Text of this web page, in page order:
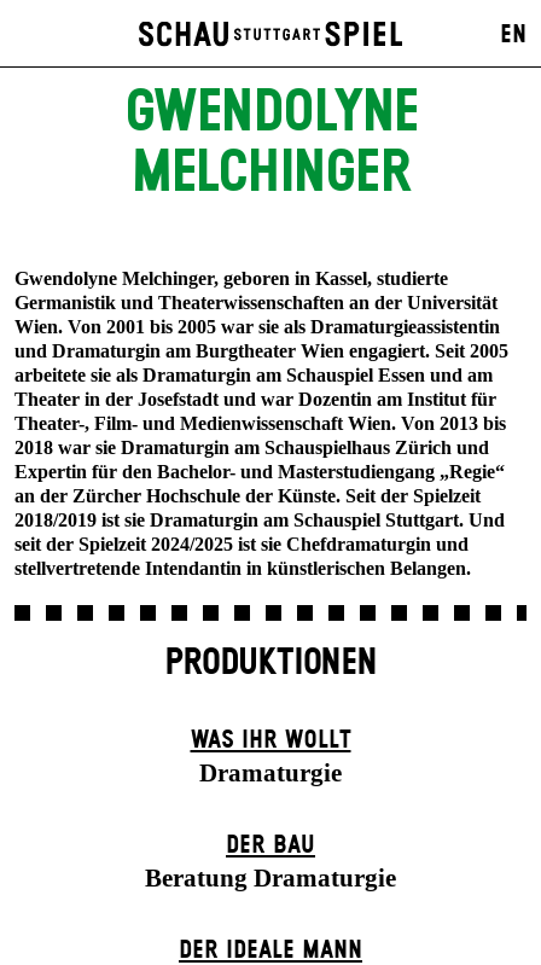
EN
GWENDOLYNE
MELCHINGER
Gwendolyne Melchinger, geboren in Kassel, studierte
Germanistik und Theaterwissenschaften an der Universität
Wien. Von 2001 bis 2005 war sie als Dramaturgieassistentin
und Dramaturgin am Burgtheater Wien engagiert. Seit 2005
arbeitete sie als Dramaturgin am Schauspiel Essen und am
Theater in der Josefstadt und war Dozentin am Institut für
Theater-, Film- und Medienwissenschaft Wien. Von 2013 bis
2018 war sie Dramaturgin am Schauspielhaus Zürich und
Expertin für den Bachelor- und Masterstudiengang „Regie“
an der Zürcher Hochschule der Künste. Seit der Spielzeit
2018/2019 ist sie Dramaturgin am Schauspiel Stuttgart. Und
seit der Spielzeit 2024/2025 ist sie Chefdramaturgin und
stellvertretende Intendantin in künstlerischen Belangen.
PRODUKTIONEN
WAS IHR WOLLT
Dramaturgie
DER BAU
Beratung Dramaturgie
DER IDEALE MANN